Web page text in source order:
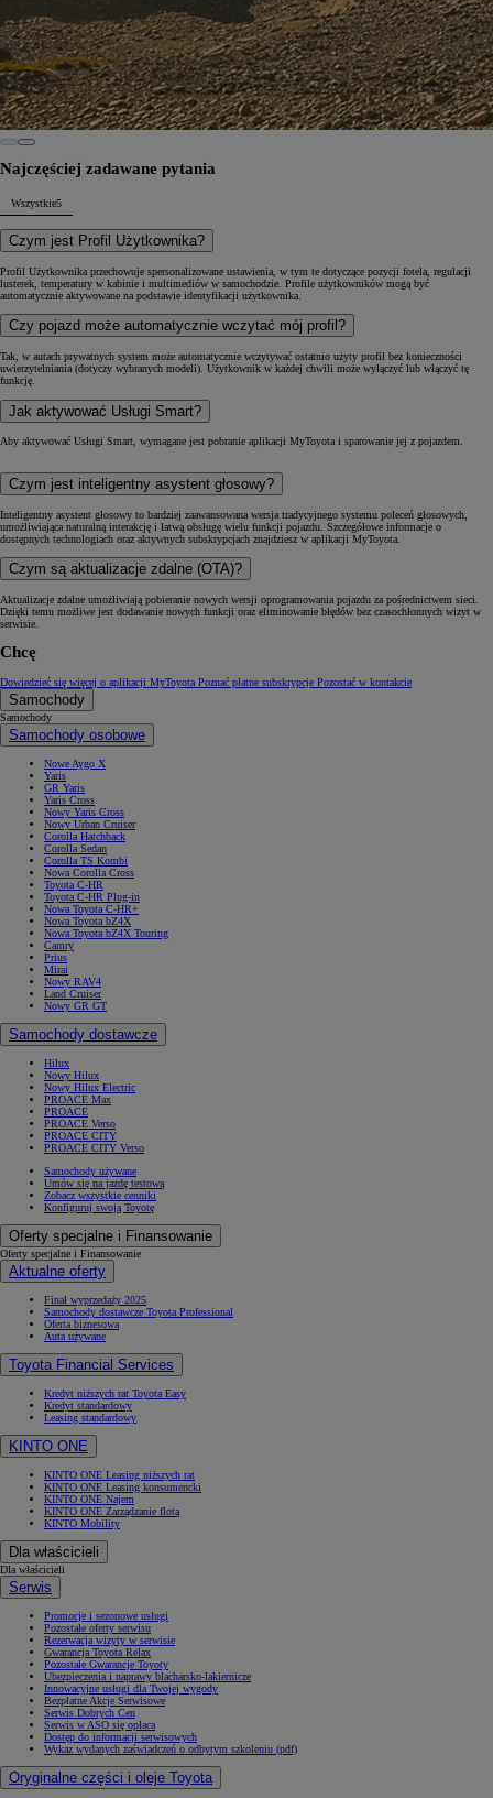
Najczęściej zadawane pytania
Wszystkie5
Czym jest Profil Użytkownika?
Profil Użytkownika przechowuje spersonalizowane ustawienia, w tym te dotyczące pozycji fotela, regulacji
lusterek, temperatury w kabinie i multimediów w samochodzie. Profile użytkowników mogą być
automatycznie aktywowane na podstawie identyfikacji użytkownika.
Czy pojazd może automatycznie wczytać mój profil?
Tak, w autach prywatnych system może automatycznie wczytywać ostatnio użyty profil bez konieczności
uwierzytelniania (dotyczy wybranych modeli). Użytkownik w każdej chwili może wyłączyć lub włączyć tę
funkcję.
Jak aktywować Usługi Smart?
Aby aktywować Usługi Smart, wymagane jest pobranie aplikacji MyToyota i sparowanie jej z pojazdem.
Czym jest inteligentny asystent głosowy?
Inteligentny asystent głosowy to bardziej zaawansowana wersja tradycyjnego systemu poleceń głosowych,
umożliwiająca naturalną interakcję i łatwą obsługę wielu funkcji pojazdu. Szczegółowe informacje o
dostępnych technologiach oraz aktywnych subskrypcjach znajdziesz w aplikacji MyToyota.
Czym są aktualizacje zdalne (OTA)?
Aktualizacje zdalne umożliwiają pobieranie nowych wersji oprogramowania pojazdu za pośrednictwem sieci.
Dzięki temu możliwe jest dodawanie nowych funkcji oraz eliminowanie błędów bez czasochłonnych wizyt w
serwisie.
Chcę
Dowiedzieć się więcej o aplikacji MyToyota Poznać płatne subskrypcje Pozostać w kontakcie
Samochody
Samochody
Samochody osobowe
Nowe Aygo X
Yaris
GR Yaris
Yaris Cross
Nowy Yaris Cross
Nowy Urban Cruiser
Corolla Hatchback
Corolla Sedan
Corolla TS Kombi
Nowa Corolla Cross
Toyota C-HR
Toyota C-HR Plug-in
Nowa Toyota C-HR+
Nowa Toyota bZ4X
Nowa Toyota bZ4X Touring
Camry
Prius
Mirai
Nowy RAV4
Land Cruiser
Nowy GR GT
Samochody dostawcze
Hilux
Nowy Hilux
Nowy Hilux Electric
PROACE Max
PROACE
PROACE Verso
PROACE CITY
PROACE CITY Verso
Samochody używane
Umów się na jazdę testową
Zobacz wszystkie cenniki
Konfiguruj swoją Toyotę
Oferty specjalne i Finansowanie
Oferty specjalne i Finansowanie
Aktualne oferty
Finał wyprzedaży 2025
Samochody dostawcze Toyota Professional
Oferta biznesowa
Auta używane
Toyota Financial Services
Kredyt niższych rat Toyota Easy
Kredyt standardowy
Leasing standardowy
KINTO ONE
KINTO ONE Leasing niższych rat
KINTO ONE Leasing konsumencki
KINTO ONE Najem
KINTO ONE Zarządzanie flotą
KINTO Mobility
Dla właścicieli
Dla właścicieli
Serwis
Promocje i sezonowe usługi
Pozostałe oferty serwisu
Rezerwacja wizyty w serwisie
Gwarancja Toyota Relax
Pozostałe Gwarancje Toyoty
Ubezpieczenia i naprawy blacharsko-lakiernicze
Innowacyjne usługi dla Twojej wygody
Bezpłatne Akcje Serwisowe
Serwis Dobrych Cen
Serwis w ASO się opłaca
Dostęp do informacji serwisowych
Wykaz wydanych zaświadczeń o odbytym szkoleniu (pdf)
Oryginalne części i oleje Toyota